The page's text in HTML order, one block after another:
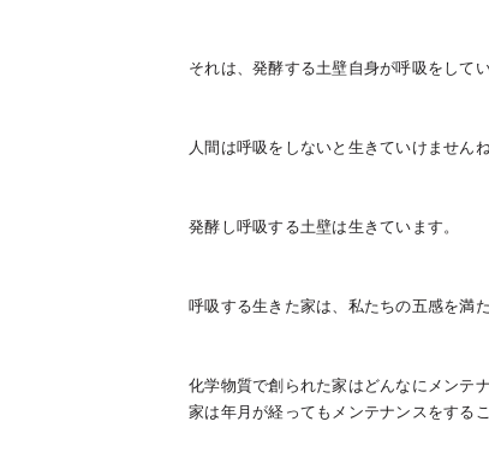
それは、発酵する土壁自身が呼吸をしてい
人間は呼吸をしないと生きていけません
発酵し呼吸する土壁は生きています。
呼吸する生きた家は、私たちの五感を満
化学物質で創られた家はどんなにメンテ
家は年月が経ってもメンテナンスをする